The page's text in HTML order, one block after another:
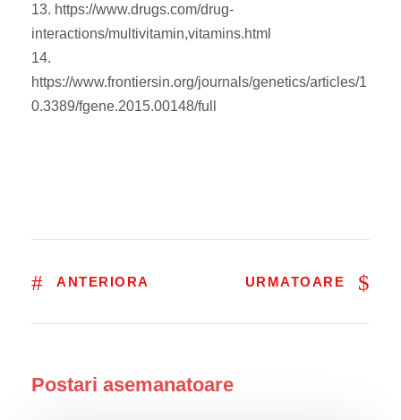
13. https://www.drugs.com/drug-
interactions/multivitamin,vitamins.html
14.
https://www.frontiersin.org/journals/genetics/articles/1
0.3389/fgene.2015.00148/full
ANTERIORA URMATOARE
Postari asemanatoare